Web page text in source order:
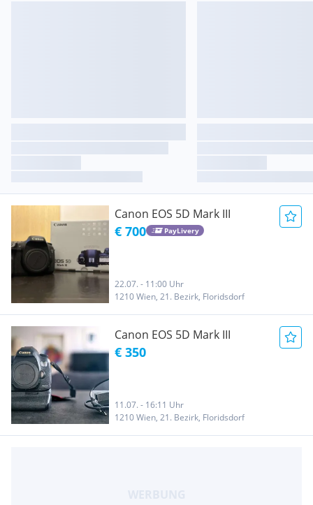
Canon EOS 5D Mark III
€ 700 PayLivery
22.07. - 11:00 Uhr
1210 Wien, 21. Bezirk, Floridsdorf
Canon EOS 5D Mark III
€ 350
11.07. - 16:11 Uhr
1210 Wien, 21. Bezirk, Floridsdorf